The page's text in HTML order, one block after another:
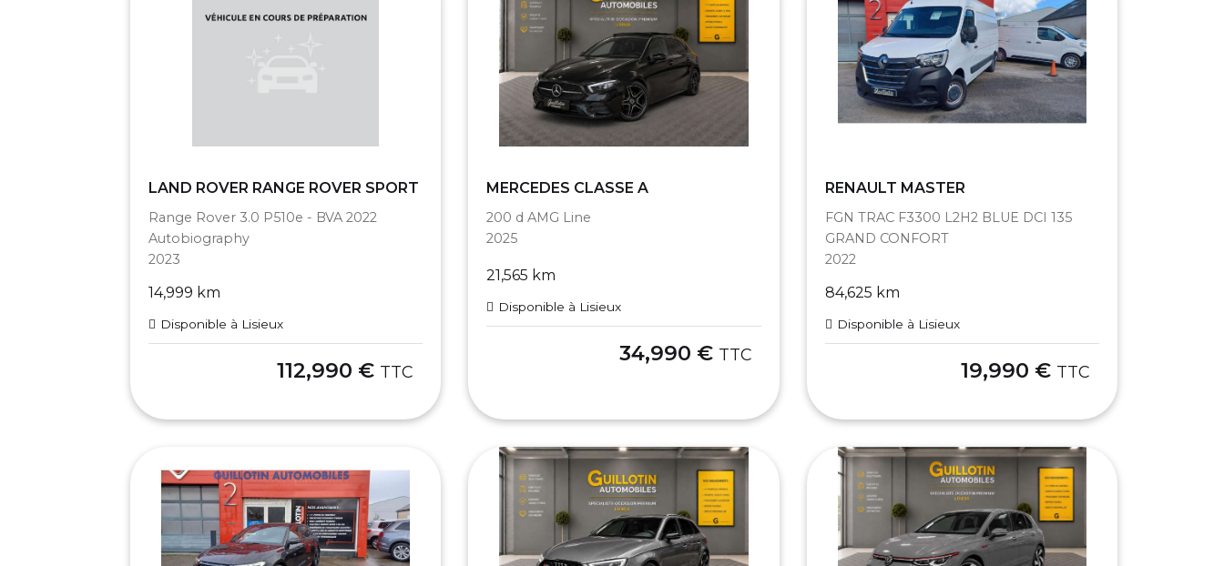
LAND ROVER RANGE ROVER SPORT
Range Rover 3.0 P510e - BVA 2022
Autobiography
2023
14,999 km
Disponible à Lisieux
112,990 € TTC
MERCEDES CLASSE A
200 d AMG Line
2025
21,565 km
Disponible à Lisieux
34,990 € TTC
RENAULT MASTER
FGN TRAC F3300 L2H2 BLUE DCI 135
GRAND CONFORT
2022
84,625 km
Disponible à Lisieux
19,990 € TTC